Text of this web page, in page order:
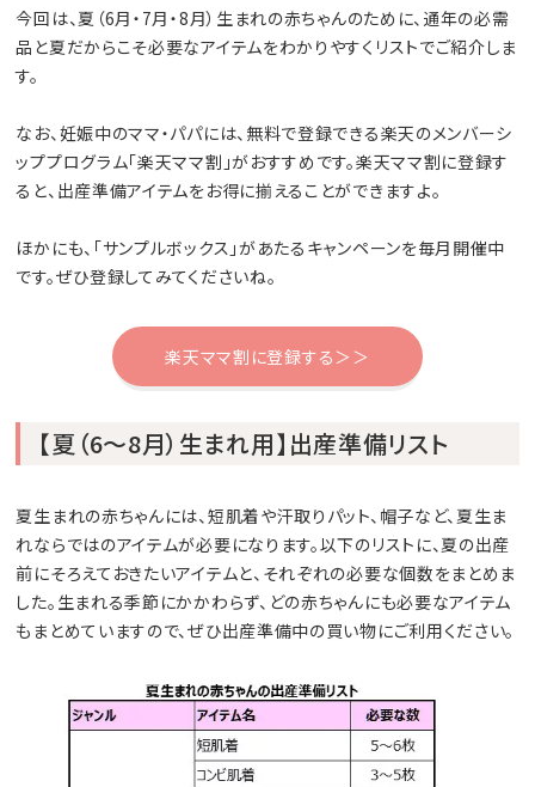
今回は、夏（6月・7月・8月）生まれの赤ちゃんのために、通年の必需
品と夏だからこそ必要なアイテムをわかりやすくリストでご紹介しま
す。
なお、妊娠中のママ・パパには、無料で登録できる楽天のメンバーシ
ッププログラム「楽天ママ割」がおすすめです。楽天ママ割に登録す
ると、出産準備アイテムをお得に揃えることができますよ。
ほかにも、「サンプルボックス」があたるキャンペーンを毎月開催中
です。ぜひ登録してみてくださいね。
楽天ママ割に登録する＞＞
【夏（6～8月）生まれ用】出産準備リスト
夏生まれの赤ちゃんには、短肌着や汗取りパット、帽子など、夏生ま
れならではのアイテムが必要になります。以下のリストに、夏の出産
前にそろえておきたいアイテムと、それぞれの必要な個数をまとめま
した。生まれる季節にかかわらず、どの赤ちゃんにも必要なアイテム
もまとめていますので、ぜひ出産準備中の買い物にご利用ください。